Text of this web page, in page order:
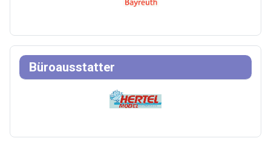
Büroausstatter